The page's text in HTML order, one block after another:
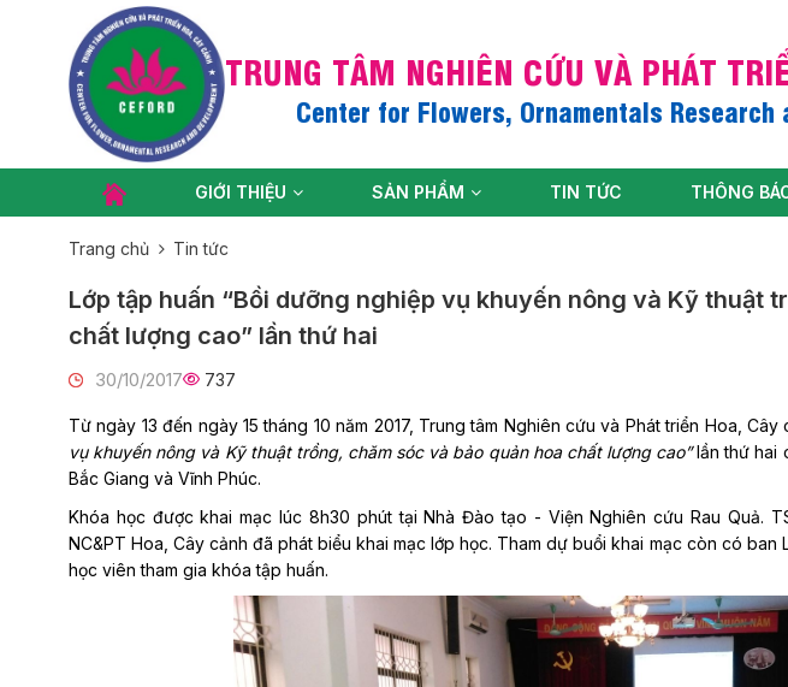
TRUNG TÂM NGHIÊN CỨU VÀ PHÁT
Center for Flowers, Ornamentals Research
GIỚI THIỆU SẢN PHẨM TIN TỨC THÔNG
Trang chủ Tin tức
Lớp tập huấn “Bồi dưỡng nghiệp vụ khuyến nông và Kỹ thuật
chất lượng cao” lần thứ hai
30/10/2017 737
Từ ngày 13 đến ngày 15 tháng 10 năm 2017, Trung tâm Nghiên cứu và Phát triển Hoa,
vụ khuyến nông và Kỹ thuật trồng, chăm sóc và bảo quản hoa chất lượng cao”lần thứ hai
Bắc Giang và Vĩnh Phúc.
Khóa học được khai mạc lúc 8h30 phút tại Nhà Đào tạo - Viện Nghiên cứu Rau Quả.
NC&PT Hoa, Cây cảnh đã phát biểu khai mạc lớp học. Tham dự buổi khai mạc còn có
học viên tham gia khóa tập huấn.